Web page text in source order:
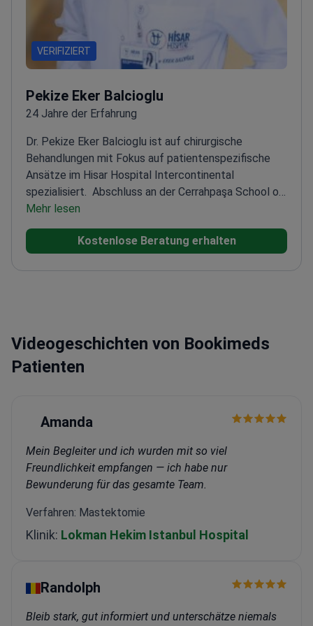
VERIFIZIERT
Pekize Eker Balcioglu
24 Jahre der Erfahrung
Dr. Pekize Eker Balcioglu ist auf chirurgische
Behandlungen mit Fokus auf patientenspezifische
Ansätze im Hisar Hospital Intercontinental
spezialisiert. Abschluss an der Cerrahpaşa School of
Medicine, Universität Istanbul
Facharztausbildung für Allgemeinchirurgie an der
Universität MarmaraTeilnahme an zahlreichen lokalen
KongressenVeröffentlichung von Artikeln in lokalen
Mehr lesen
Kostenlose Beratung erhalten
Videogeschichten von Bookimeds
Patienten
Amanda
Mein Begleiter und ich wurden mit so viel
Freundlichkeit empfangen — ich habe nur
Bewunderung für das gesamte Team.
Verfahren: Mastektomie
Klinik: Lokman Hekim Istanbul Hospital
Randolph
Bleib stark, gut informiert und unterschätze niemals